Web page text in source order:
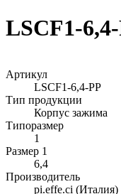
LSCF1-
Артикул
LSCF1-6,4-PP
Тип продукции
Корпус зажима
Типоразмер
1
Размер 1
6,4
Производитель
pi.effe.ci (Италия)